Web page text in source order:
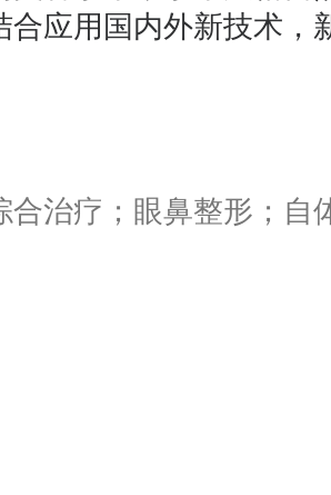
合应用国内外新技术，
合治疗；眼鼻整形；自